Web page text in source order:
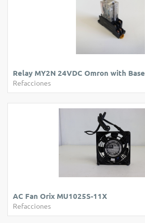
Relay MY2N 24VDC Omron with Base
Refacciones
AC Fan Orix MU1025S-11X
Refacciones